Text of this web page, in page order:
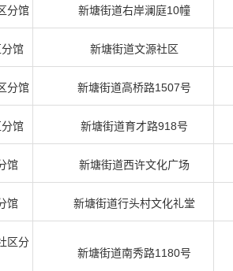
分馆 新塘街道右岸澜庭10幢
馆 新塘街道文源社区
分馆 新塘街道高桥路1507号
馆 新塘街道育才路918号
馆 新塘街道西许文化广场
馆 新塘街道行头村文化礼堂
区分
新塘街道南秀路1180号